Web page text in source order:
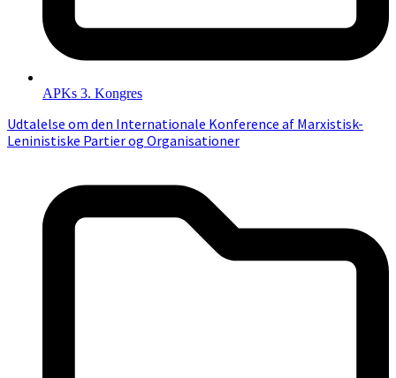
APKs 3. Kongres
Udtalelse om den Internationale Konference af Marxistisk-
Leninistiske Partier og Organisationer